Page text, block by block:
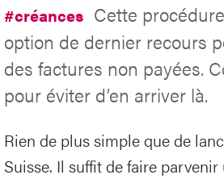
#créances Cette
option de dernier recours
des factures non payées.
pour éviter d’en arriver là.
Rien de plus simple que de
Suisse. Il suffit de faire